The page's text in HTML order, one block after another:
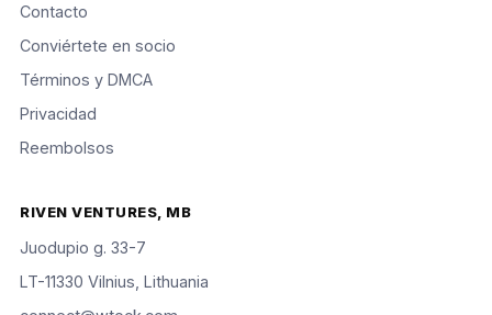
Contacto
Conviértete en socio
Términos y DMCA
Privacidad
Reembolsos
RIVEN VENTURES, MB
Juodupio g. 33-7
LT-11330 Vilnius, Lithuania